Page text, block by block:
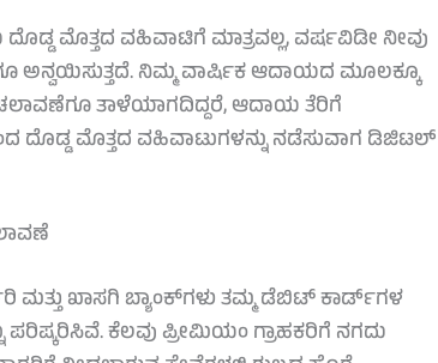
ಮೊತ್ತದ ವಹಿವಾಟಿಗೆ ಮಾತ್ರವಲ್ಲ, ವರ್ಷವಿಡೀ ನೀವು
ಅನ್ವಯಿಸುತ್ತದೆ. ನಿಮ್ಮ ವಾರ್ಷಿಕ ಆದಾಯದ ಮೂಲಕ್ಕೂ
ತಾಳೆಯಾಗದಿದ್ದರೆ, ಆದಾಯ ತೆರಿಗೆ
ದೊಡ್ಡ ಮೊತ್ತದ ವಹಿವಾಟುಗಳನ್ನು ನಡೆಸುವಾಗ ಡಿಜಿಟಲ್
ಮತ್ತು ಖಾಸಗಿ ಬ್ಯಾಂಕ್‌ಗಳು ತಮ್ಮ ಡೆಬಿಟ್ ಕಾರ್ಡ್‌ಗಳ
ಪರಿಷ್ಕರಿಸಿವೆ. ಕೆಲವು ಪ್ರೀಮಿಯಂ ಗ್ರಾಹಕರಿಗೆ ನಗದು